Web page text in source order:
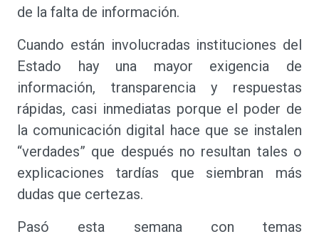
de la falta de información.
Cuando están involucradas instituciones del
Estado hay una mayor exigencia de
información, transparencia y respuestas
rápidas, casi inmediatas porque el poder de
la comunicación digital hace que se instalen
“verdades” que después no resultan tales o
explicaciones tardías que siembran más
dudas que certezas.
Pasó esta semana con temas